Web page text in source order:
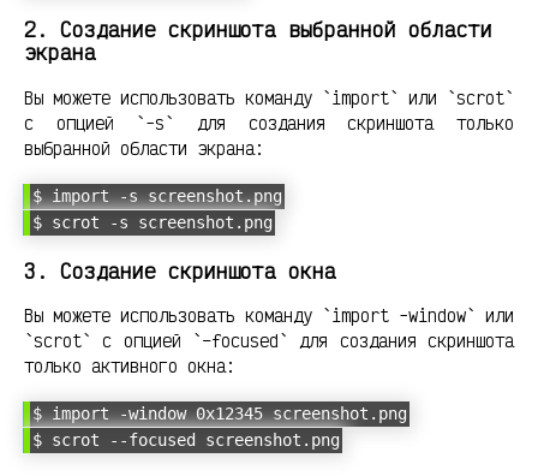
2. Создание скриншота выбранной области
экрана
Вы можете использовать команду `import` или `scrot`
с опцией `-s` для создания скриншота только
выбранной области экрана:
$ import -s screenshot.png
$ scrot -s screenshot.png
3. Создание скриншота окна
Вы можете использовать команду `import -window` или
`scrot` с опцией `–focused` для создания скриншота
только активного окна:
$ import -window 0x12345 screenshot.png
$ scrot --focused screenshot.png